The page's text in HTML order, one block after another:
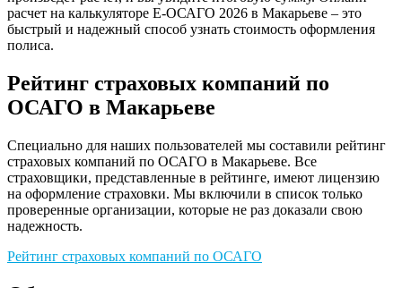
расчет на калькуляторе Е-ОСАГО 2026 в Макарьеве – это
быстрый и надежный способ узнать стоимость оформления
полиса.
Рейтинг страховых компаний по
ОСАГО в Макарьеве
Специально для наших пользователей мы составили рейтинг
страховых компаний по ОСАГО в Макарьеве. Все
страховщики, представленные в рейтинге, имеют лицензию
на оформление страховки. Мы включили в список только
проверенные организации, которые не раз доказали свою
надежность.
Рейтинг страховых компаний по ОСАГО